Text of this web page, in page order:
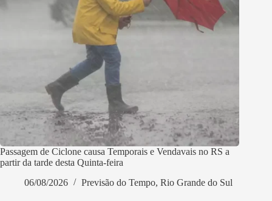
Passagem de Ciclone causa Temporais e Vendavais no RS a
partir da tarde desta Quinta-feira
06/08/2026
Previsão do Tempo, Rio Grande do Sul